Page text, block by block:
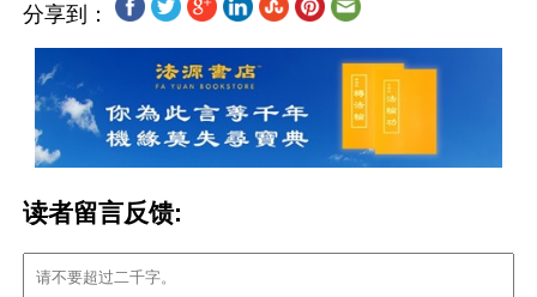
分享到：
读者留言反馈: